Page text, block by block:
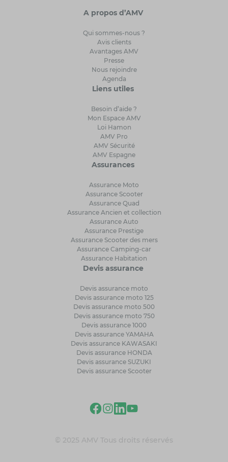
A propos d’AMV
Qui sommes-nous ?
Avis clients
Avantages AMV
Presse
Nous rejoindre
Agenda
Liens utiles
Besoin d’aide ?
Mon Espace AMV
Loi Hamon
AMV Pro
AMV Sécurité
AMV Espagne
Assurances
Assurance Moto
Assurance Scooter
Assurance Quad
Assurance Ancien et collection
Assurance Auto
Assurance Prestige
Assurance Scooter des mers
Assurance Camping-car
Assurance Habitation
Devis assurance
Devis assurance moto
Devis assurance moto 125
Devis assurance moto 500
Devis assurance moto 750
Devis assurance 1000
Devis assurance YAMAHA
Devis assurance KAWASAKI
Devis assurance HONDA
Devis assurance SUZUKI
Devis assurance Scooter
© 2025 AMV Tous droits réservés